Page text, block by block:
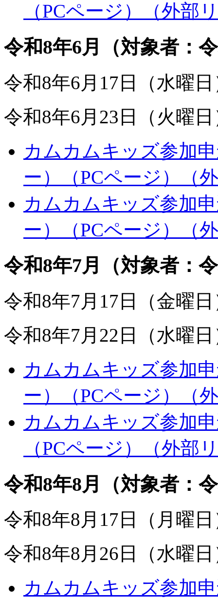
（PCページ）
（外部
令和8年6月（対象者：
令和8年6月17日（水曜
令和8年6月23日（火曜
カムカムキッズ参加
ー）（PCページ）
（
カムカムキッズ参加
ー）（PCページ）
（
令和8年7月（対象者：
令和8年7月17日（金曜
令和8年7月22日（水曜
カムカムキッズ参加
ー）（PCページ）
（
カムカムキッズ参加
（PCページ）
（外部
令和8年8月（対象者：
令和8年8月17日（月曜
令和8年8月26日（水曜
カムカムキッズ参加